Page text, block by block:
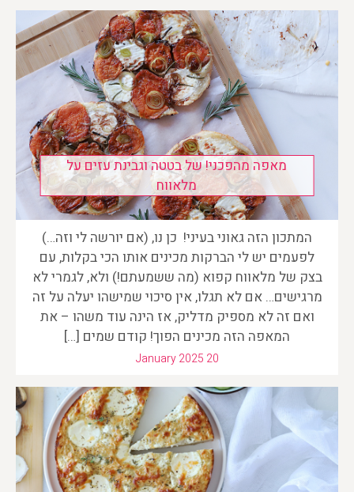
מאפה מהפכני! של בטטה וגבינת עזים על
מלאווח
המתכון הזה גאוני בעיני! כן נו, (אם יורשה לי וזה…)
לפעמים יש לי הברקות מכינים אותו הכי בקלות, עם
בצק של מלאווח קפוא (מה ששמעתם!) ולא, לגמרי לא
מרגישים… אם לא תגלו, אין סיכוי שמישהו יעלה על זה
ואם זה לא מספיק מדליק, אז הינה עוד משהו – את
המאפה הזה מכינים הפוך! קודם שמים […]
January 2025 20